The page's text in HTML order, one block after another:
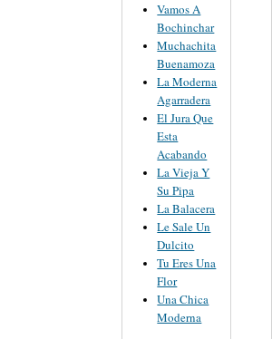
Vamos A
Bochinchar
Muchachita
Buenamoza
La Moderna
Agarradera
El Jura Que
Esta
Acabando
La Vieja Y
Su Pipa
La Balacera
Le Sale Un
Dulcito
Tu Eres Una
Flor
Una Chica
Moderna